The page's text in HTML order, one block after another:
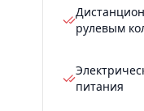
рулевым
питания